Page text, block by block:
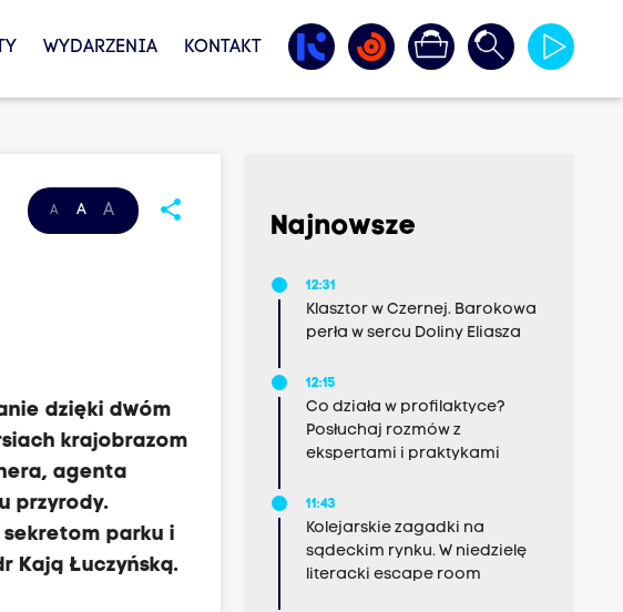
WYDARZENIA KONTAKT
A A A share
dzięki dwóm
krajobrazom
agenta
przyrody.
parku i
Kają Łuczyńską.
Najnowsze
12:31
Klasztor w Czernej. Barokowa
perła w sercu Doliny Eliasza
12:15
Co działa w profilaktyce?
Posłuchaj rozmów z
ekspertami i praktykami
11:43
Kolejarskie zagadki na
sądeckim rynku. W niedzielę
literacki escape room